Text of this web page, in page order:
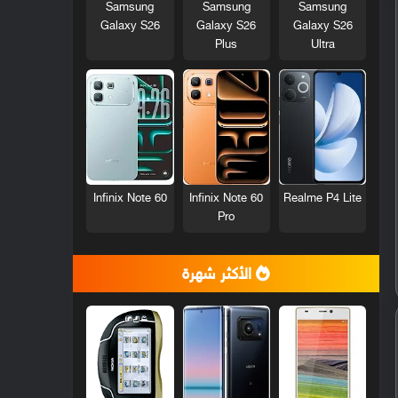
Samsung
Galaxy S26
Ultra
Samsung
Galaxy S26
Plus
Samsung
Galaxy S26
Realme P4 Lite
Infinix Note 60
Pro
Infinix Note 60
الأكثر شهرة